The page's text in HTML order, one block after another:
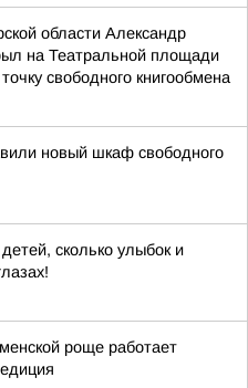
области Александр
на Театральной площади
свободного книгообмена
новый шкаф свободного
сколько улыбок и
роще работает